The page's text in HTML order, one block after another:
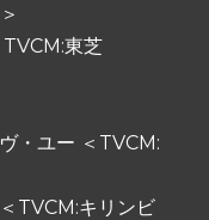
TVCM:東芝
・ユー ＜TVCM:
TVCM:キリンビ